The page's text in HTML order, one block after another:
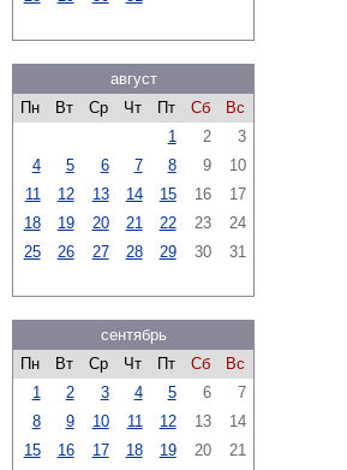
август
Пн
Вт Ср Чт Пт Сб
Вс
1
2
3
4
5 6 7 8 9
10
11
12 13 14 15 16
17
18
19 20 21 22 23
24
25
26 27 28 29 30 31
сентябрь
Пн
Вт Ср Чт Пт Сб
Вс
1
2 3 4 5 6
7
8
9 10 11 12 13
14
15
16 17 18 19 20
21